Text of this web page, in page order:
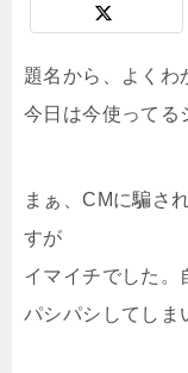
題名から、よくわ
今日は今使ってる
まぁ、CMに騙さ
すが
イマイチでした。
パシパシしてしま